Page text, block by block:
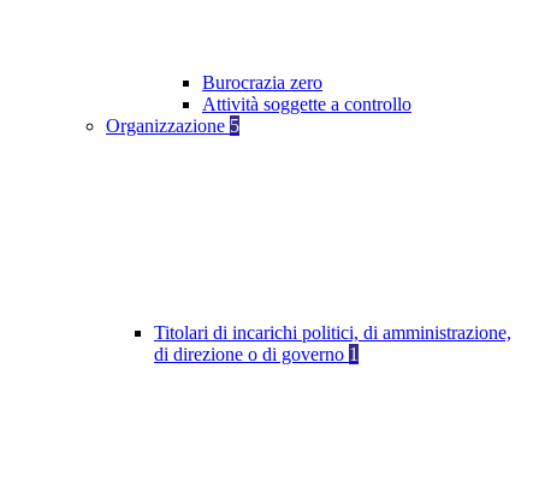
Burocrazia zero
Attività soggette a controllo
Organizzazione 5
Titolari di incarichi politici, di amministrazione,
di direzione o di governo 1